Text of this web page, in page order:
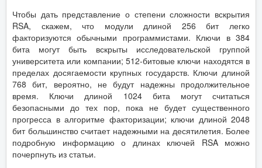
Чтобы дать представление о степени сложности вскрытия
RSA, скажем, что модули длиной 256 бит легко
факторизуются обычными программистами. Ключи в 384
бита могут быть вскрыты исследовательской группой
университета или компании; 512-битовые ключи находятся в
пределах досягаемости крупных государств. Ключи длиной
768 бит, вероятно, не будут надежны продолжительное
время. Ключи длиной 1024 бита могут считаться
безопасными до тех пор, пока не будет существенного
прогресса в алгоритме факторизации; ключи длиной 2048
бит большинство считает надежными на десятилетия. Более
подробную информацию о длинах ключей RSA можно
почерпнуть из статьи.